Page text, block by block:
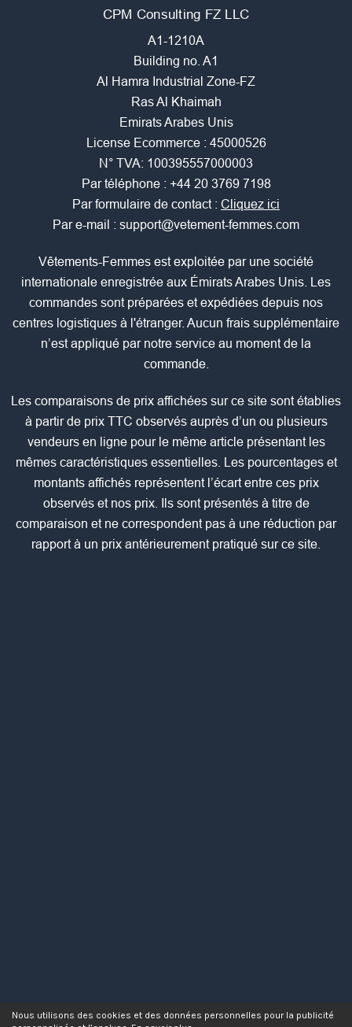
CPM Consulting FZ LLC
A1-1210A
Building no. A1
Al Hamra Industrial Zone-FZ
Ras Al Khaimah
Emirats Arabes Unis
License Ecommerce : 45000526
N° TVA: 100395557000003
Par téléphone : +44 20 3769 7198
Par formulaire de contact : Cliquez ici
Par e-mail : support@vetement-femmes.com
Vêtements-Femmes est exploitée par une société
internationale enregistrée aux Émirats Arabes Unis. Les
commandes sont préparées et expédiées depuis nos
centres logistiques à l'étranger. Aucun frais supplémentaire
n’est appliqué par notre service au moment de la
commande.
Les comparaisons de prix affichées sur ce site sont établies
à partir de prix TTC observés auprès d’un ou plusieurs
vendeurs en ligne pour le même article présentant les
mêmes caractéristiques essentielles. Les pourcentages et
montants affichés représentent l’écart entre ces prix
observés et nos prix. Ils sont présentés à titre de
comparaison et ne correspondent pas à une réduction par
rapport à un prix antérieurement pratiqué sur ce site.
Nous utilisons des cookies et des données personnelles pour la publicité